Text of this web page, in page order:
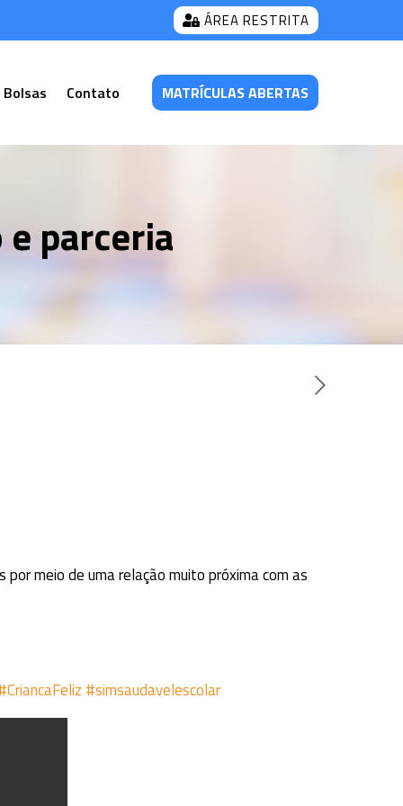
ÁREA RESTRITA
Contato MATRÍCULAS ABERTAS
parceria
meio de uma relação muito próxima com as
#simsaudavelescolar